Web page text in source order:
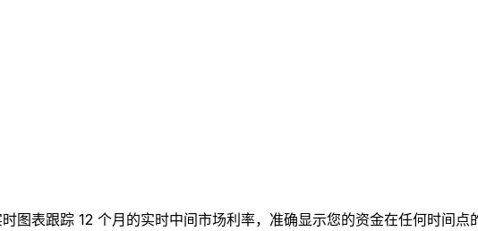
表跟踪 12 个月的实时中间市场利率，准确显示您的资金在任何时间点